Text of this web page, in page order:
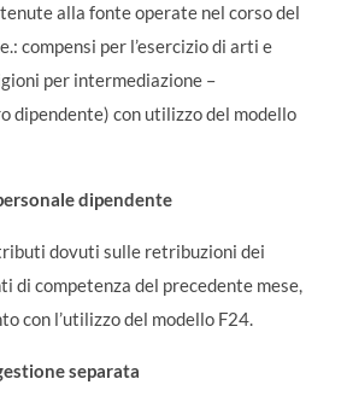
alla fonte operate nel corso del
compensi per l’esercizio di arti e
per intermediazione –
dipendente) con utilizzo del modello
dipendente
dovuti sulle retribuzioni dei
di competenza del precedente mese,
con l’utilizzo del modello F24.
separata